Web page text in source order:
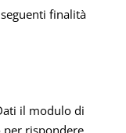
finalità
il modulo di
per rispondere